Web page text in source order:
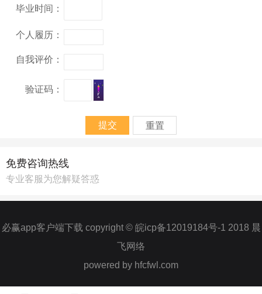
毕业时间：
个人履历：
自我评价：
验证码：
免费咨询热线
专业客服为您解疑答惑
必赢app客户端下载 copyright © 皖icp备12019184号-1 2018 晨
飞网络
powered by hfcfwl.com